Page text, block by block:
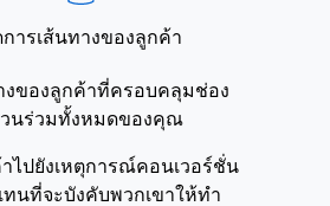
ารเส้นทางของลูกค้า
งของลูกค้าที่ครอบคลุมช่อง
นร่วมทั้งหมดของคุณ
ไปยังเหตุการณ์คอนเวอร์ชั่น
นที่จะบังคับพวกเขาให้ทำ